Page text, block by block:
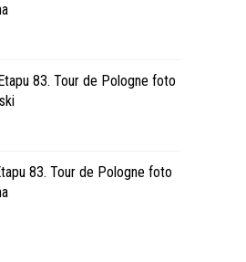
83. Tour de Pologne foto
83. Tour de Pologne foto